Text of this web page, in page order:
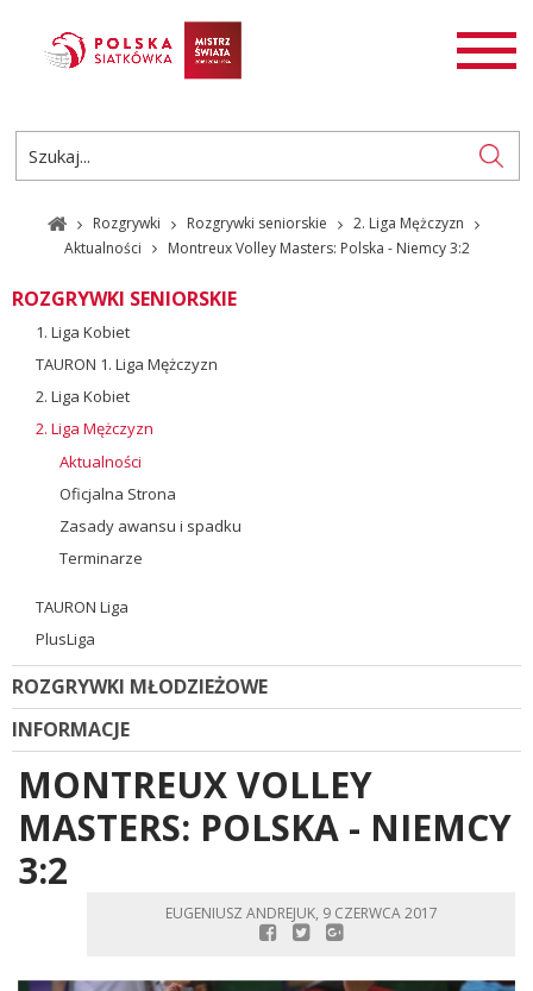
AKTUALNOŚCI
ROZGRYWKI
PL
EN
Rozgrywki Rozgrywki seniorskie
2. Liga Mężczyzn
Aktualności
Montreux Volley Masters: Polska - Niemcy 3:2
ROZGRYWKI SENIORSKIE
1. Liga Kobiet
TAURON 1. Liga Mężczyzn
2. Liga Kobiet
2. Liga Mężczyzn
Aktualności
Oficjalna Strona
Zasady awansu i spadku
Terminarze
TAURON Liga
PlusLiga
ROZGRYWKI MŁODZIEŻOWE
INFORMACJE
MONTREUX VOLLEY
MASTERS: POLSKA - NIEMCY
3:2
EUGENIUSZ ANDREJUK, 9 CZERWCA 2017